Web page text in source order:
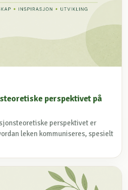
perspektivet på
perspektivet er
leken kommuniseres, spesielt